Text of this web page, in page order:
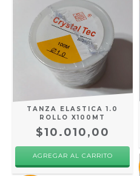
TANZA ELASTICA 1.0
ROLLO X100MT
$10.010,00